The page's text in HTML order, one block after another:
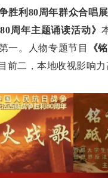
胜利80周年群众合
周年主题诵读活动》
一。人物专题节目
《
前二，本地收视影响力